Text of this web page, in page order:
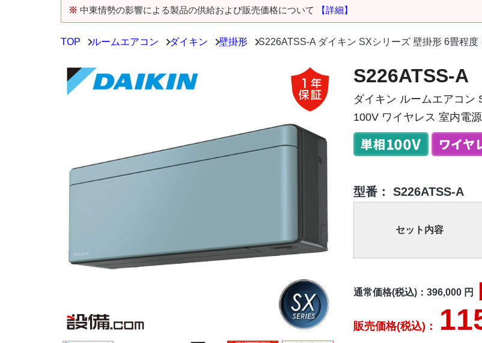
※ 中東情勢の影響による製品の供給および販売価格について 【詳細】
TOP ルームエアコン ダイキン 壁掛形 S226ATSS-A ダイキン SXシリーズ 壁掛形 6畳程度
S226ATSS-A
ダイキン ルームエアコン
100V ワイヤレス 室内電源
型番： S226ATSS-A
セット内容
通常価格(税込)： 396,000円
販売価格(税込)：